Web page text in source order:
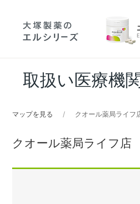
取扱い医療機
マップを見る クオール薬局ライフ
クオール薬局ライフ店